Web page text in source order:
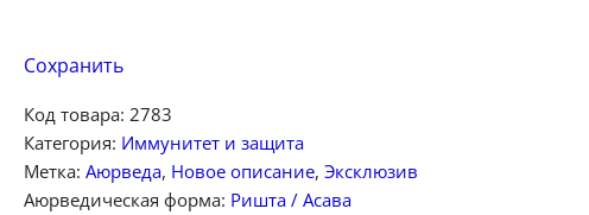
Сохранить
Код товара: 2783
Категория: Иммунитет и защита
Метка: Аюрведа, Новое описание, Эксклюзив
Аюрведическая форма: Ришта / Асава